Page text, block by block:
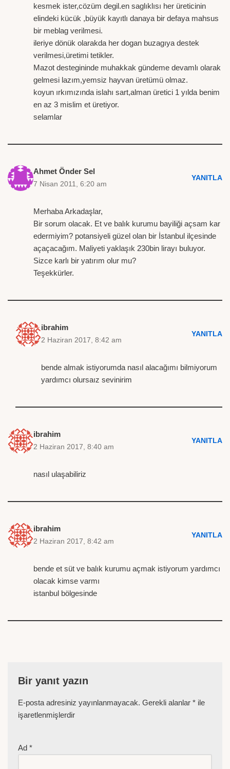
kesmek ister,cözüm degil.en saglıklısı her üreticinin
elindeki kücük ,büyük kayıtlı danaya bir defaya mahsus
bir meblag verilmesi.
ileriye dönük olarakda her dogan buzagıya destek
verilmesi,üretimi tetikler.
Mazot destegininde muhakkak gündeme devamlı olarak
gelmesi lazım,yemsiz hayvan üretümü olmaz.
koyun ırkımızında islahı sart,alman üretici 1 yılda benim
en az 3 mislim et üretiyor.
selamlar
Ahmet Önder Sel
7 Nisan 2011, 6:20 am
YANITLA
Merhaba Arkadaşlar,
Bir sorum olacak. Et ve balık kurumu bayiliği açsam kar
edermiyim? potansiyeli güzel olan bir İstanbul ilçesinde
açaçacağım. Maliyeti yaklaşık 230bin lirayı buluyor.
Sizce karlı bir yatırım olur mu?
Teşekkürler.
ibrahim
2 Haziran 2017, 8:42 am
YANITLA
bende almak istiyorumda nasıl alacağımı bilmiyorum
yardımcı olursaız sevinirim
ibrahim
2 Haziran 2017, 8:40 am
YANITLA
nasıl ulaşabiliriz
ibrahim
2 Haziran 2017, 8:42 am
YANITLA
bende et süt ve balık kurumu açmak istiyorum yardımcı
olacak kimse varmı
istanbul bölgesinde
Bir yanıt yazın
E-posta adresiniz yayınlanmayacak. Gerekli alanlar * ile
işaretlenmişlerdir
Ad *